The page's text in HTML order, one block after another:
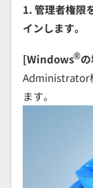
1. 管理者権限
インします。
[Windows®
Administrator
ます。